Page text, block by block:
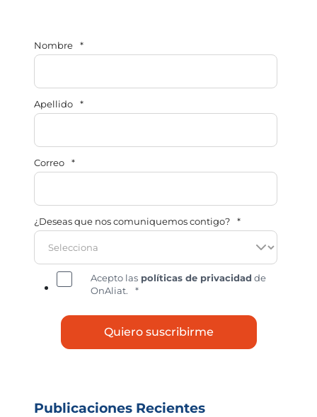
Nombre *
Apellido *
Correo *
¿Deseas que nos comuniquemos contigo? *
Acepto las políticas de privacidad de
OnAliat.
*
Publicaciones Recientes